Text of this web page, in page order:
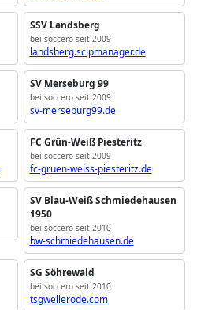
SSV Landsberg
bei soccero seit 2009
landsberg.scipmanager.de
SV Merseburg 99
bei soccero seit 2009
sv-merseburg99.de
FC Grün-Weiß Piesteritz
bei soccero seit 2009
fc-gruen-weiss-piesteritz.de
SV Blau-Weiß Schmiedehausen
1950
bei soccero seit 2010
bw-schmiedehausen.de
SG Söhrewald
bei soccero seit 2010
tsgwellerode.com